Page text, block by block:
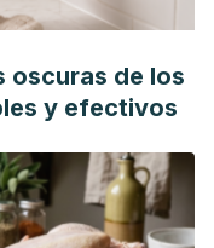
oscuras de los
y efectivos